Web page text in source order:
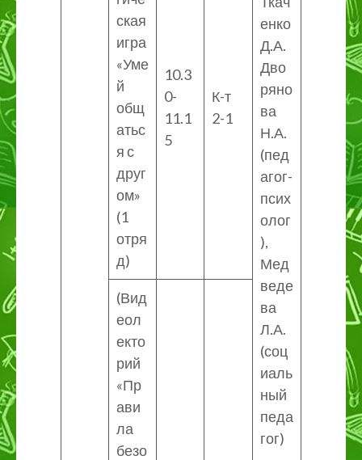
енко
Д.А.
Дво
ряно
ва
Н.А.
(пед
агог-
псих
олог
),
Мед
веде
ва
Л.А.
(соц
иаль
ный
педа
гог)
ская
игра
«Уме
й
общ
атьс
я с
друг
ом»
(1
отря
д)
10.3
0-
11.1
5
К-т
2-1
(Вид
еол
екто
рий
«Пр
ави
ла
безо